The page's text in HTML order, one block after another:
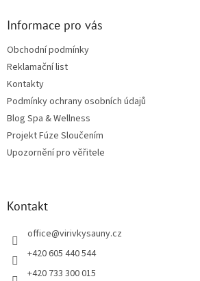
Informace pro vás
Obchodní podmínky
Reklamační list
Kontakty
Podmínky ochrany osobních údajů
Blog Spa & Wellness
Projekt Fúze Sloučením
Upozornění pro věřitele
Kontakt
office@virivkysauny.cz
+420 605 440 544
+420 733 300 015